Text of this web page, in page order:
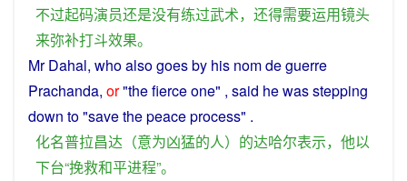
不过起码演员还是没有练过武术， 还得需要运用镜头
来弥补打斗效果。
Mr Dahal, who also goes by his nom de guerre
Prachanda, or"thefierceone" , said hewasstepping
down to"savethepeaceprocess" .
化名普拉昌达 （意为凶猛的人） 的达哈尔表示， 他以
下台“挽救和平进程”。